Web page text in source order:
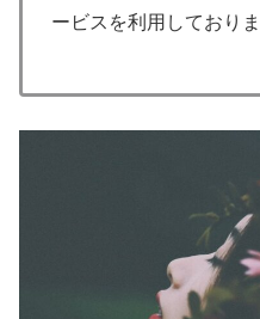
ービスを利用しておりま